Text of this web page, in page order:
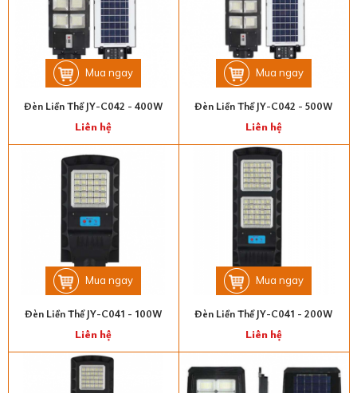
Mua ngay
Đèn Liền Thể JY-C042 - 400W
Liên hệ
Mua ngay
Đèn Liền Thể JY-C042 - 500W
Liên hệ
Mua ngay
Đèn Liền Thể JY-C041 - 100W
Liên hệ
Mua ngay
Đèn Liền Thể JY-C041 - 200W
Liên hệ